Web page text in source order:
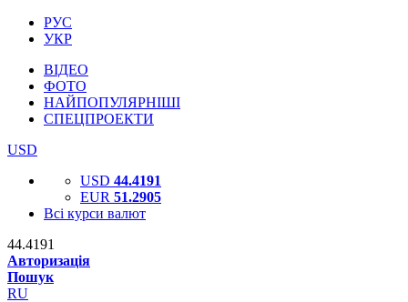
РУС
УКР
ВІДЕО
ФОТО
НАЙПОПУЛЯРНІШІ
СПЕЦПРОЕКТИ
USD
USD 44.4191
EUR 51.2905
Всі курси валют
44.4191
Авторизація
Пошук
RU